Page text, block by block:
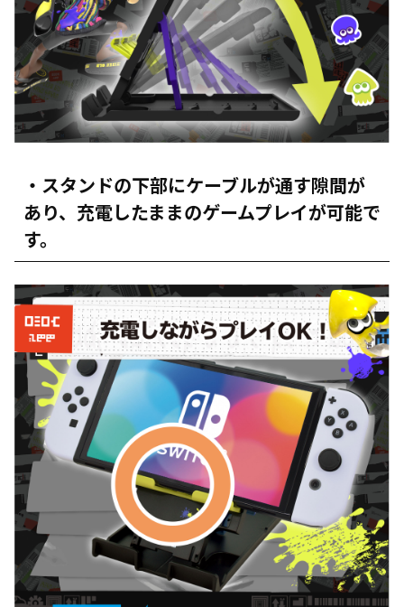
・スタンドの下部にケーブルが通す隙間が
あり、充電したままのゲームプレイが可能で
す。